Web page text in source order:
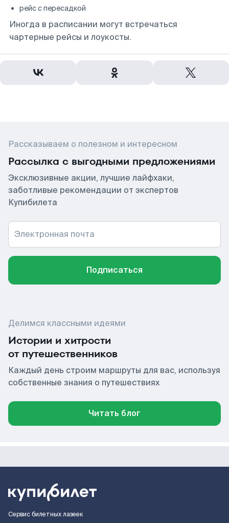
рейс с пересадкой
Иногда в расписании могут встречаться
чартерные рейсы и лоукосты.
Рассказываем о полезном и интересном
Рассылка с выгодными предложениями
Эксклюзивные акции, лучшие лайфхаки,
заботливые рекомендации от экспертов
Купибилета
Электронная почта
Подписаться
Делимся классными идеями
Истории и хитрости
от путешественников
Каждый день строим маршруты для вас, используя
собственные знания о путешествиях
Читать блог
Сервис билетных лазеек